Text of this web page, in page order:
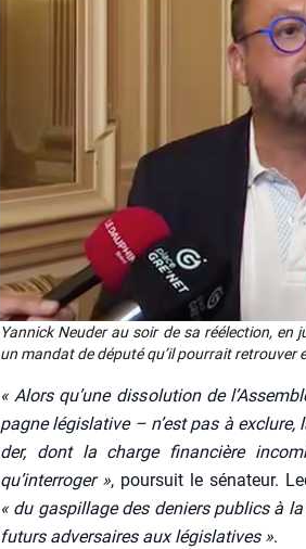
Yan­nick Neu­der au soir de sa réélec­tion, en
un man­dat de dépu­té qu’il pour­rait retrou­ver
« Alors qu’une dis­so­lu­tion de
pagne légis­la­tive – n’est pas à
der, dont la charge finan­cière
qu’interroger », pour­suit le séna­teur.
« du gas­pillage des deniers publics à
futurs adver­saires aux légis­la­tives ».